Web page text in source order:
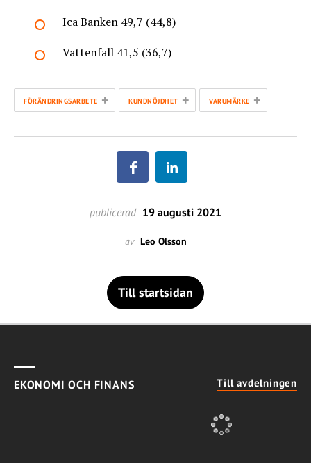
Ica Banken 49,7 (44,8)
Vattenfall 41,5 (36,7)
FÖRÄNDRINGSARBETE + KUNDNÖJDHET + VARUMÄRKE +
publicerad 19 augusti 2021
av Leo Olsson
Till startsidan
EKONOMI OCH FINANS Till avdelningen